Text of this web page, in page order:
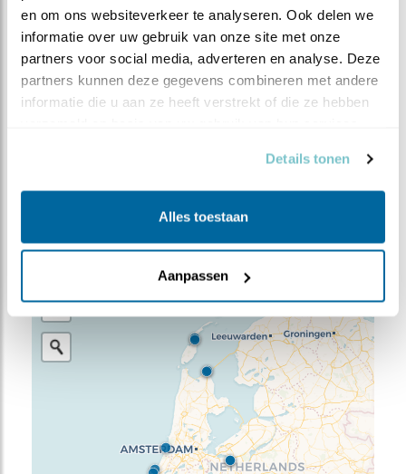
en om ons websiteverkeer te analyseren. Ook delen we
informatie over uw gebruik van onze site met onze
partners voor social media, adverteren en analyse. Deze
partners kunnen deze gegevens combineren met andere
informatie die u aan ze heeft verstrekt of die ze hebben
Details tonen
Alles toestaan
Aanpassen
−